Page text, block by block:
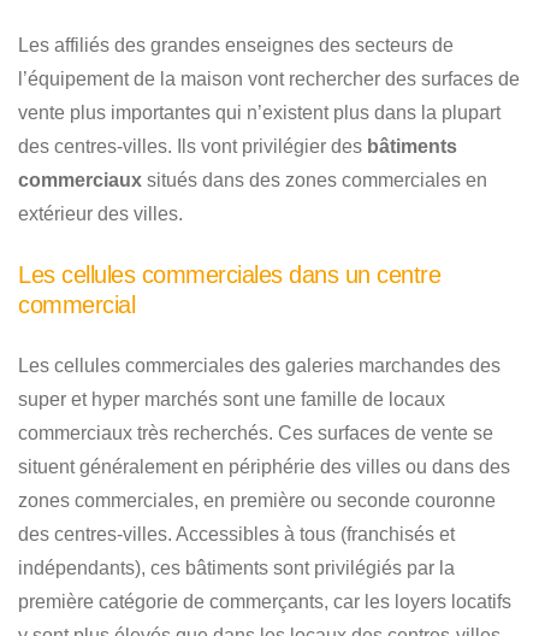
Les affiliés des grandes enseignes des secteurs de
l’équipement de la maison vont rechercher des surfaces de
vente plus importantes qui n’existent plus dans la plupart
des centres-villes. Ils vont privilégier des bâtiments
commerciaux situés dans des zones commerciales en
extérieur des villes.
Les cellules commerciales dans un centre
commercial
Les cellules commerciales des galeries marchandes des
super et hyper marchés sont une famille de locaux
commerciaux très recherchés. Ces surfaces de vente se
situent généralement en périphérie des villes ou dans des
zones commerciales, en première ou seconde couronne
des centres-villes. Accessibles à tous (franchisés et
indépendants), ces bâtiments sont privilégiés par la
première catégorie de commerçants, car les loyers locatifs